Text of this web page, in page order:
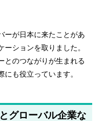
ーが日本に来たことがあ
ーションを取りました。
とのつながりが生まれる
にも役立っています。
グローバル企業な